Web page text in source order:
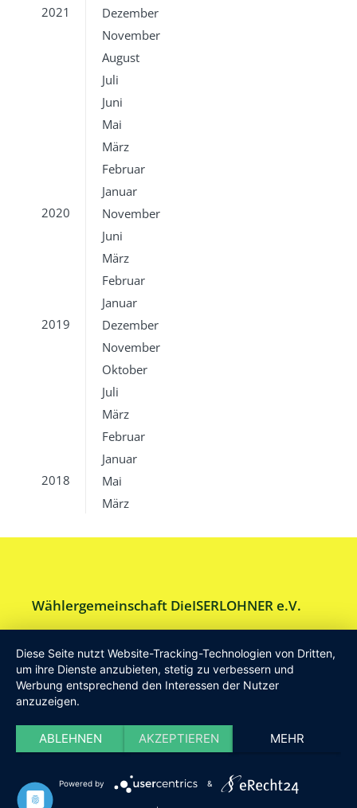
2021
Dezember
November
August
Juli
Juni
Mai
März
Februar
Januar
2020
November
Juni
März
Februar
Januar
2019
Dezember
November
Oktober
Juli
März
Februar
Januar
2018
Mai
März
Wählergemeinschaft DieISERLOHNER e.V.
Am Drillenbusch 11 - 58638 Iserlohn
Tel:Geschäftsstelle 02371-9748599
E-Mail:info [at] DieISERLOHNER.de
Website:
Haftung
Datenschutz Satzung Impressum
Diese Seite nutzt Website-Tracking-Technologien von Dritten,
um ihre Dienste anzubieten, stetig zu verbessern und
Werbung entsprechend den Interessen der Nutzer
anzuzeigen.
ABLEHNEN AKZEPTIEREN MEHR
Powered by &